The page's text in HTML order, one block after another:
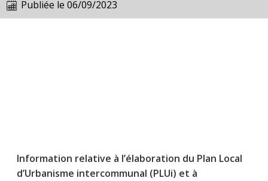
Publiée le 06/09/2023
Information relative à l’élaboration du Plan Local
d’Urbanisme intercommunal (PLUi) et à